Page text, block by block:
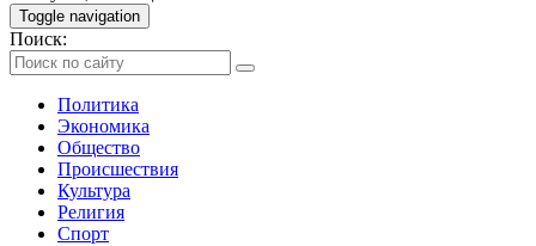
Toggle navigation
Поиск:
Политика
Экономика
Общество
Происшествия
Культура
Религия
Спорт